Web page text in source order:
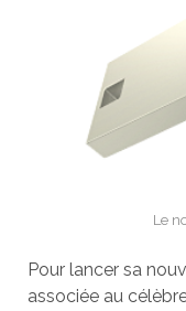
Le
Pour lancer sa
associée au